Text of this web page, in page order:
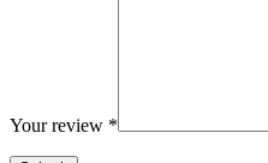
Your review *